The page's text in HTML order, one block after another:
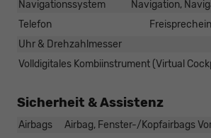
Navigationssystem
Navigation,
Telefon
Uhr & Drehzahlmesser
Volldigitales Kombiinstrument (Virtual
Sicherheit & Assistenz
Airbags
Airbag, Fenster-/Kopfairbags